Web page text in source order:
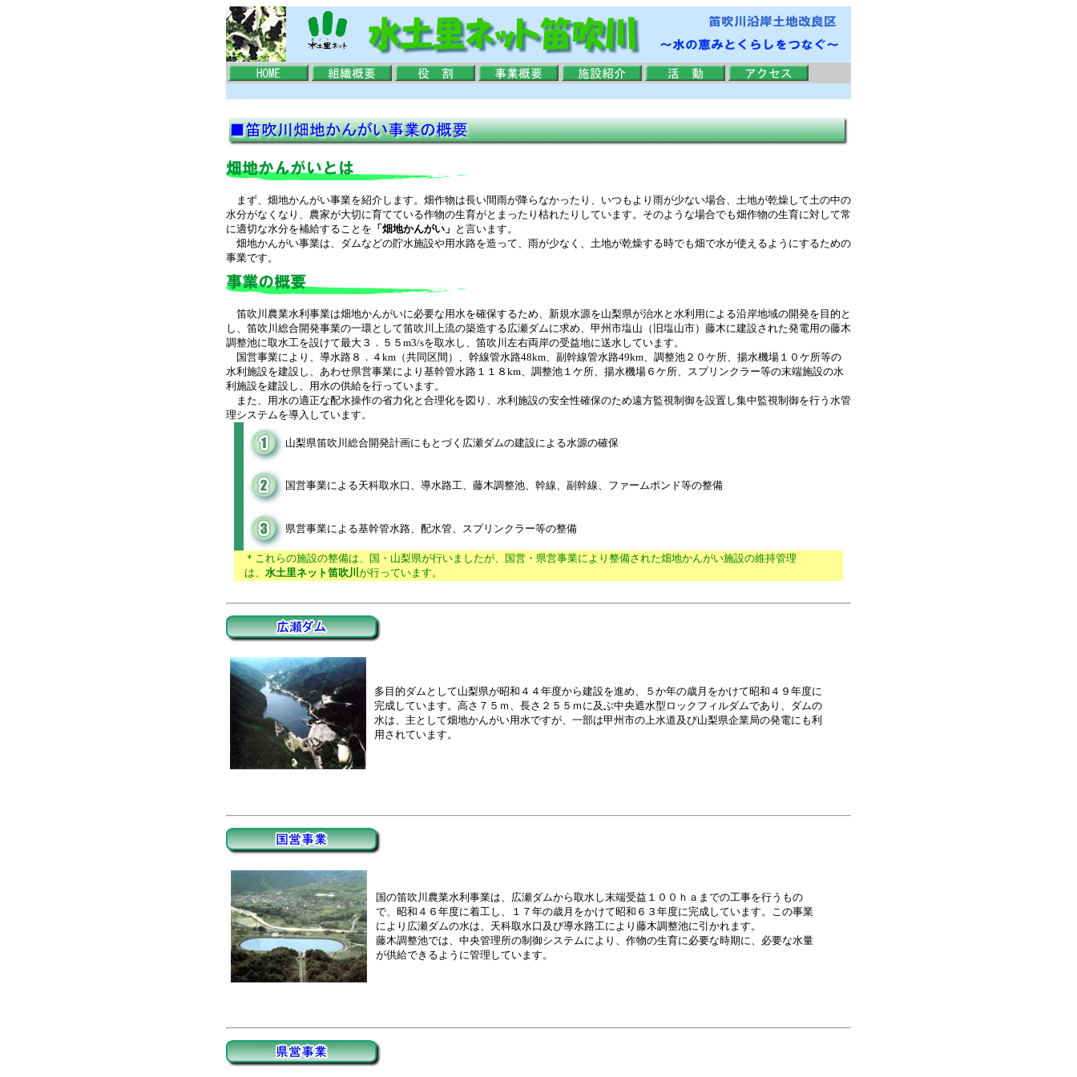
まず、畑地かんがい事業を紹介します。畑作物は長い間雨が降らなかったり、いつもより雨が少ない場合、土地が乾燥して土の中の
水分がなくなり、農家が大切に育てている作物の生育がとまったり枯れたりしています。そのような場合でも畑作物の生育に対して常
に適切な水分を補給することを 「畑地かんがい」 と言います。
畑地かんがい事業は、ダムなどの貯水施設や用水路を造って、雨が少なく、土地が乾燥する時でも畑で水が使えるようにするための
事業です。
笛吹川農業水利事業は畑地かんがいに必要な用水を確保するため、新規水源を山梨県が治水と水利用による沿岸地域の開発を目的と
し、笛吹川総合開発事業の一環として笛吹川上流の築造する広瀬ダムに求め、甲州市塩山（旧塩山市）藤木に建設された発電用の藤木
調整池に取水工を設けて最大３．５５m3/sを取水し、笛吹川左右両岸の受益地に送水しています。
国営事業により、導水路８．４km（共同区間）、幹線管水路48km、副幹線管水路49km、調整池２０ケ所、揚水機場１０ケ所等の
水利施設を建設し、あわせ県営事業により基幹管水路１１８km、調整池１ケ所、揚水機場６ケ所、スプリンクラー等の末端施設の水
利施設を建設し、用水の供給を行っています。
また、用水の適正な配水操作の省力化と合理化を図り、水利施設の安全性確保のため遠方監視制御を設置し集中監視制御を行う水管
理システムを導入しています。
山梨県笛吹川総合開発計画にもとづく広瀬ダムの建設による水源の確保
国営事業による天科取水口、導水路工、藤木調整池、幹線、副幹線、ファームポンド等の整備
県営事業による基幹管水路、配水管、スプリンクラー等の整備
＊これらの施設の整備は、国・山梨県が行いましたが、国営・県営事業により整備された畑地かんがい施設の維持管理
は、 水土里ネット笛吹川 が行っています。
多目的ダムとして山梨県が昭和４４年度から建設を進め、５か年の歳月をかけて昭和４９年度に
完成しています。高さ７５ｍ、長さ２５５ｍに及ぶ中央遮水型ロックフィルダムであり、ダムの
水は、主として畑地かんがい用水ですが、一部は甲州市の上水道及び山梨県企業局の発電にも利
用されています。
国の笛吹川農業水利事業は、広瀬ダムから取水し末端受益１００ｈａまでの工事を行うもの
で、昭和４６年度に着工し、１７年の歳月をかけて昭和６３年度に完成しています。この事業
により広瀬ダムの水は、天科取水口及び導水路工により藤木調整池に引かれます。
藤木調整池では、中央管理所の制御システムにより、作物の生育に必要な時期に、必要な水量
が供給できるように管理しています。